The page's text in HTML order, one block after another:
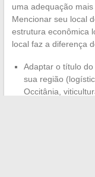
uma adequação
Mencionar seu local
estrutura econômica
local faz a diferença
Adaptar o título
sua região
Occitânia,